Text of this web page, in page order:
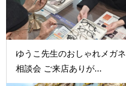
ゆうこ先生のおしゃれメガネ
相談会 ご来店ありが...